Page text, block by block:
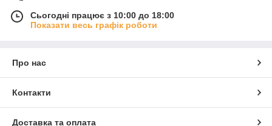
Сьогодні працює з 10:00 до 18:00
Показати весь графік роботи
Про нас
Контакти
Доставка та оплата